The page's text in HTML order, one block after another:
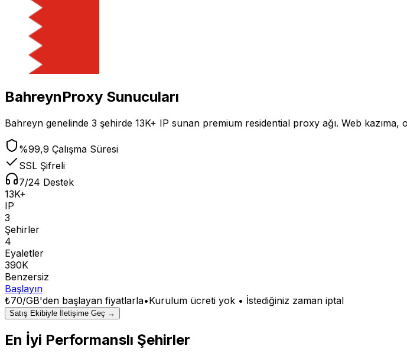
BahreynProxy Sunucuları
Bahreyn genelinde 3 şehirde 13K+ IP sunan premium residential proxy ağı. Web kazıma,
%99,9 Çalışma Süresi
SSL Şifreli
7/24 Destek
13K+
IP
3
Şehirler
4
Eyaletler
390K
Benzersiz
Başlayın
₺70/GB'den başlayan fiyatlarla•Kurulum ücreti yok • İstediğiniz zaman iptal
Satış Ekibiyle İletişime Geç →
En İyi Performanslı Şehirler